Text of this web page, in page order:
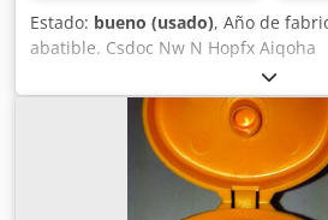
Estado: bueno (usado), Año de
abatible. Csdoc Nw N Hopfx Aiqoha